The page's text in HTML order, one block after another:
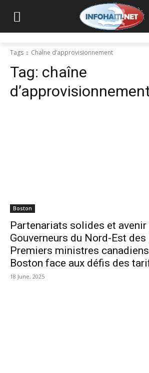
Tags Chaîne d’approvisionnement
Tag: chaîne
Boston
Partenariats solides et avenir
Gouverneurs du Nord-Est
Premiers ministres
Boston face aux défis des
18 June, 2025